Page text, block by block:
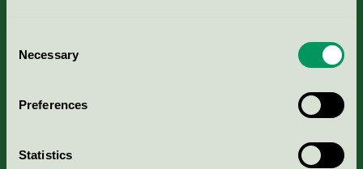
Selection
Necessary
Preferences
Statistics
Kriterier, ansökan & avgifter
Aktuella Remisser
Nordic Ecolabelling Portal